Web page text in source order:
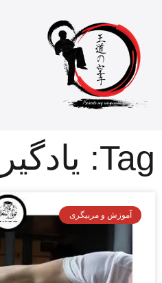
Tag: یادگیری
آموزش و مربیگری